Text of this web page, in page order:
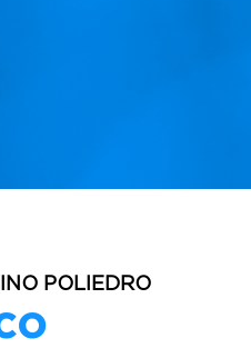
POLIEDRO